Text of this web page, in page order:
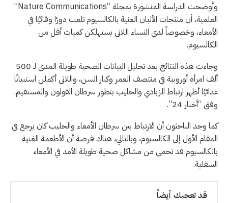
وأوضحت الدراسة المنشورة بمجلة “Nature Communications”
العلمية، أن منتجات الألبان الغنية بالكالسيوم تلعب دورًا وقائيًا في
الأمعاء، وخصوصاً لدى النساء اللاتي يستهلكن كميات أقل من
الكالسيوم.
وجاءت هذه النتائج بعد تحليل البيانات الصحية طويلة المدى لـ 500
ألف امرأة أوروبية في منتصف العمر وكبار السن، واللاتي أكملن استبيانًا
غذائيًا أظهر ارتباط الزبادي والحليب بتطور سرطان القولون والمستقيم.
وفق “أخبار 24”.
كما وجد الباحثون أن الارتباط بين سرطان الأمعاء والحليب كان يرجع في
المقام الأول إلى الكالسيوم، وبالتالي، هناك فرصة أن الأطعمة الغنية
بالكالسيوم قد تحمي من مشاكل صحية طويلة الأمد في الأمعاء
السفلية.
قد تعجبك أيضاً